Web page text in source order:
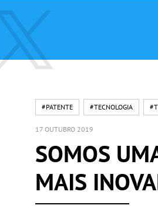
#PATENTE #TECNOLOGIA
17 OUTUBRO 2019
SOMOS
MAIS